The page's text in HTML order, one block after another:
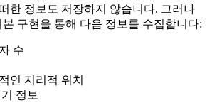
한 정보도 저장하지 않습니다. 그러나
본 구현을 통해 다음 정보를 수집합니다:
수
인 지리적 위치
정보